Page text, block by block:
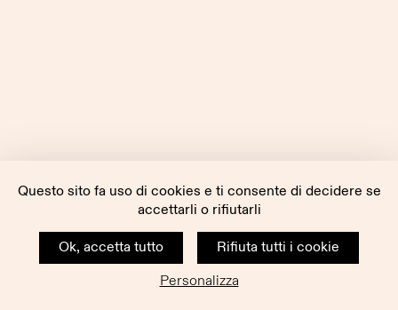
Questo sito fa uso di cookies e ti consente di decidere se
accettarli o rifiutarli
Ok, accetta tutto
Rifiuta tutti i cookie
Personalizza